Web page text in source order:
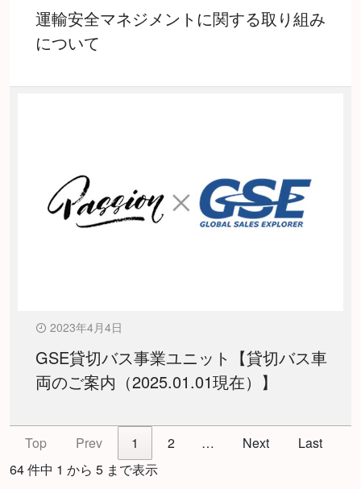
運輸安全マネジメントに関する取り組み
について
2023年4月4日
GSE貸切バス事業ユニット【貸切バス車
両のご案内（2025.01.01現在）】
Top Prev 1 2 … Next
Last
64 件中 1 から 5 まで表示